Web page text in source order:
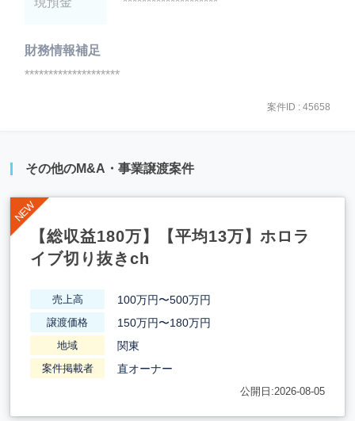
財務情報補足
********************
案件ID : 45658
その他のM&A・事業譲渡案件
【総収益180万】【平均13万】ホロラ
イブ切り抜きch
売上高 100万円〜500万円
譲渡価格 150万円〜180万円
地域 関東
案件掲載者 直オーナー
公開日:2026-08-05